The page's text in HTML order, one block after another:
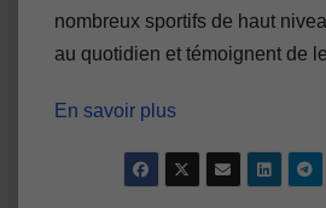
nombreux sportifs de haut
au quotidien et témoignent de
En savoir plus